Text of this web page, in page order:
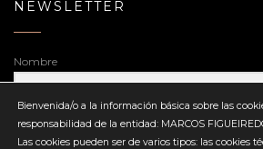
NEWSLETTER
Nombre
Dirección de correo electrónico
Bienvenida/o a la información básica sobre las
responsabilidad de la entidad: MARCOS
Las cookies pueden ser de varios tipos: las cookies